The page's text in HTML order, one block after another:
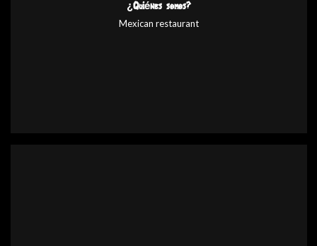
¿Quiénes somos?
Mexican restaurant